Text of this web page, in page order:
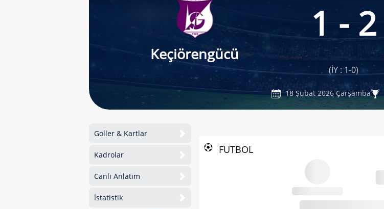
Keçiörengücü
1 - 2
(İY : 1-0)
18 Şubat 2026 Çarşamba
Goller & Kartlar
Kadrolar
Canlı Anlatım
İstatistik
FUTBOL